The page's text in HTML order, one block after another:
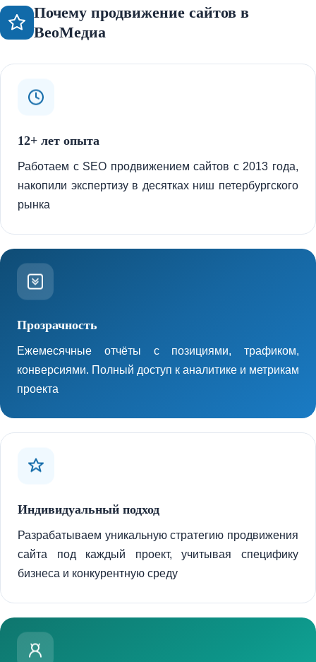
Почему продвижение сайтов в
ВеоМедиа
12+ лет опыта
Работаем с SEO продвижением сайтов с 2013 года,
накопили экспертизу в десятках ниш петербургского
рынка
Прозрачность
Ежемесячные отчёты с позициями, трафиком,
конверсиями. Полный доступ к аналитике и метрикам
проекта
Индивидуальный подход
Разрабатываем уникальную стратегию продвижения
сайта под каждый проект, учитывая специфику
бизнеса и конкурентную среду